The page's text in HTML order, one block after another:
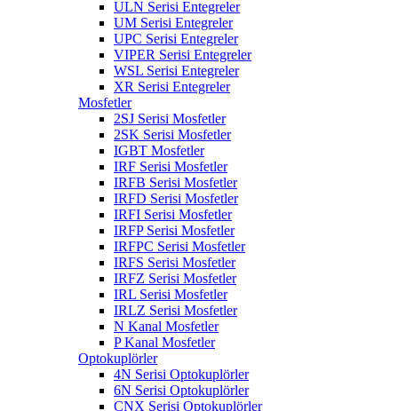
ULN Serisi Entegreler
UM Serisi Entegreler
UPC Serisi Entegreler
VIPER Serisi Entegreler
WSL Serisi Entegreler
XR Serisi Entegreler
Mosfetler
2SJ Serisi Mosfetler
2SK Serisi Mosfetler
IGBT Mosfetler
IRF Serisi Mosfetler
IRFB Serisi Mosfetler
IRFD Serisi Mosfetler
IRFI Serisi Mosfetler
IRFP Serisi Mosfetler
IRFPC Serisi Mosfetler
IRFS Serisi Mosfetler
IRFZ Serisi Mosfetler
IRL Serisi Mosfetler
IRLZ Serisi Mosfetler
N Kanal Mosfetler
P Kanal Mosfetler
Optokuplörler
4N Serisi Optokuplörler
6N Serisi Optokuplörler
CNX Serisi Optokuplörler